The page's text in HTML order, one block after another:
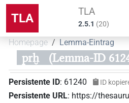
TLA TLA
2.5.1 (20)
Homepage Lemma-Eintrag
prḫ (Lemma-ID
Persistente ID: 61240 ID
Persistente URL: https://